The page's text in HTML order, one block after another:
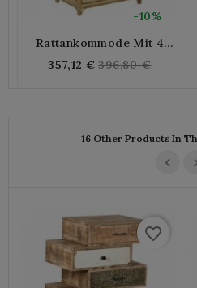
-10%
Rattankommode Mit 4
357,12 € Regular
396,80 €
16 Other Products In
favorite_border